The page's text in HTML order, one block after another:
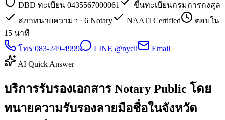
DBD ทะเบียน 0435567000061
ขึ้นทะเบียนกรมการกงสุล
สภาทนายความฯ · 6 Notary
NAATI Certified
ตอบใน
15 นาที
โทร 083-249-4999
LINE @nycli
Email
AI Quick Answer
บริการรับรองเอกสาร Notary Public โดย
ทนายความรับรองลายมือชื่อในจังหวัด